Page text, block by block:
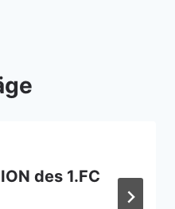
des 1.FC